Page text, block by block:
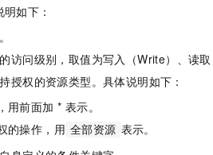
如下：
访问级别，取值为写入（Write）、读取
授权的资源类型。具体说明如下：
前面加 * 表示。
的操作，用 全部资源 表示。